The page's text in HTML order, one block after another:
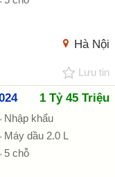
Hà Nội
Lưu tin
1 Tỷ 45 Triệu
Nhập khẩu
Máy dầu 2.0 L
5 chỗ